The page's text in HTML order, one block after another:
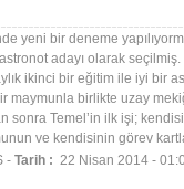
yeni bir deneme
adayı olarak
ikinci bir eğitim ile iyi bir
maymunla birlikte uzay
sonra Temel’in ilk işi;
ve kendisinin görev
-Tarih : 22 Nisan 2014 -